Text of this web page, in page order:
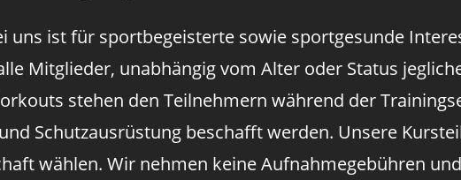
ist für sportbegeisterte sowie sportgesunde
Mitglieder, unabhängig vom Alter oder Status
stehen den Teilnehmern während der
Schutzausrüstung beschafft werden. Unsere
wählen. Wir nehmen keine Aufnahmegebühren